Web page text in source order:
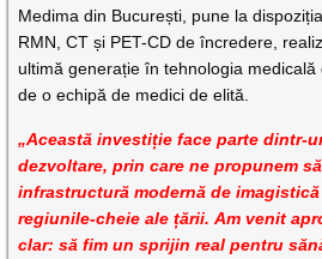
Medima din București, pune la
RMN, CT și PET-CD de încredere,
ultimă generație în tehnologia
de o echipă de medici de elită.
„Această investiție face parte dintr-
dezvoltare, prin care ne propunem
infrastructură modernă de
regiunile-cheie ale țării. Am venit
clar: să fim un sprijin real pentru